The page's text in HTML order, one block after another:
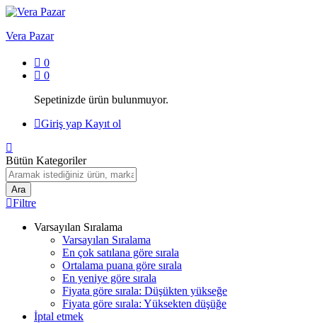
Vera Pazar
0
0
Sepetinizde ürün bulunmuyor.
Giriş yap Kayıt ol
Bütün Kategoriler
Ara
Filtre
Varsayılan Sıralama
Varsayılan Sıralama
En çok satılana göre sırala
Ortalama puana göre sırala
En yeniye göre sırala
Fiyata göre sırala: Düşükten yükseğe
Fiyata göre sırala: Yüksekten düşüğe
İptal etmek